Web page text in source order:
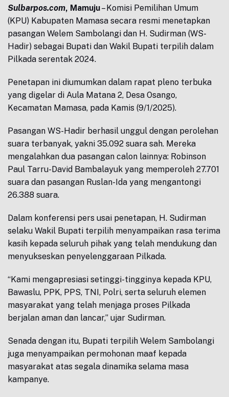
Sulbarpos.com, Mamuju– Komisi Pemilihan Umum
(KPU) Kabupaten Mamasa secara resmi menetapkan
pasangan Welem Sambolangi dan H. Sudirman (WS-
Hadir) sebagai Bupati dan Wakil Bupati terpilih dalam
Pilkada serentak 2024.
Penetapan ini diumumkan dalam rapat pleno terbuka
yang digelar di Aula Matana 2, Desa Osango,
Kecamatan Mamasa, pada Kamis (9/1/2025).
Pasangan WS-Hadir berhasil unggul dengan perolehan
suara terbanyak, yakni 35.092 suara sah. Mereka
mengalahkan dua pasangan calon lainnya: Robinson
Paul Tarru-David Bambalayuk yang memperoleh 27.701
suara dan pasangan Ruslan-Ida yang mengantongi
26.388 suara.
Dalam konferensi pers usai penetapan, H. Sudirman
selaku Wakil Bupati terpilih menyampaikan rasa terima
kasih kepada seluruh pihak yang telah mendukung dan
menyukseskan penyelenggaraan Pilkada.
“Kami mengapresiasi setinggi-tingginya kepada KPU,
Bawaslu, PPK, PPS, TNI, Polri, serta seluruh elemen
masyarakat yang telah menjaga proses Pilkada
berjalan aman dan lancar,” ujar Sudirman.
Senada dengan itu, Bupati terpilih Welem Sambolangi
juga menyampaikan permohonan maaf kepada
masyarakat atas segala dinamika selama masa
kampanye.